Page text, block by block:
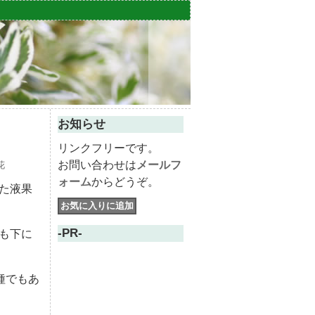
液果
下に
でもあ
お知らせ
リンクフリーです。
お問い合わせは メールフ
ォームからどうぞ。
-PR-